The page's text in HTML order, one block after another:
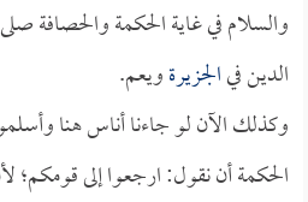
والسلام في غاية الحكمة والحصافة
الدين فيالجزيرةويعم.
وكذلك الآن لو جاءنا أناس هنا
الحكمة أن نقول: ارجعوا إلى قومكم؛